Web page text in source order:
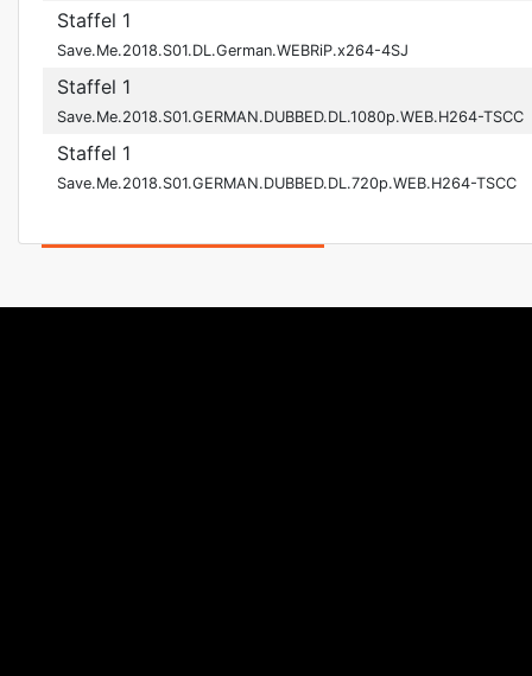
Staffel 1
Save.Me.2018.S01.DL.German.WEBRiP.x264-4SJ
Staffel 1
Save.Me.2018.S01.GERMAN.DUBBED.DL.1080p.WEB.H264-TSCC
Staffel 1
Save.Me.2018.S01.GERMAN.DUBBED.DL.720p.WEB.H264-TSCC